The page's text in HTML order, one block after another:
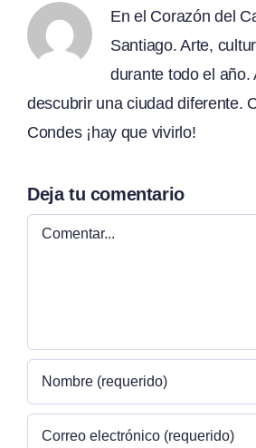
En el Corazón del
Santiago. Arte,
durante todo el año.
descubrir una ciudad diferente.
Condes ¡hay que vivirlo!
Deja tu comentario
Comentar